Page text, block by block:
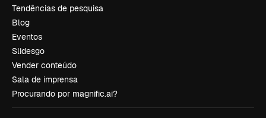
Tendências de pesquisa
Blog
Eventos
Slidesgo
Vender conteúdo
Sala de imprensa
Procurando por magnific.ai?